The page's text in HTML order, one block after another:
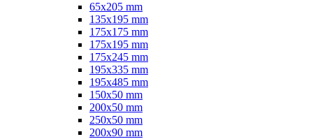
65x205 mm
135x195 mm
175x175 mm
175x195 mm
175x245 mm
195x335 mm
195x485 mm
150x50 mm
200x50 mm
250x50 mm
200x90 mm